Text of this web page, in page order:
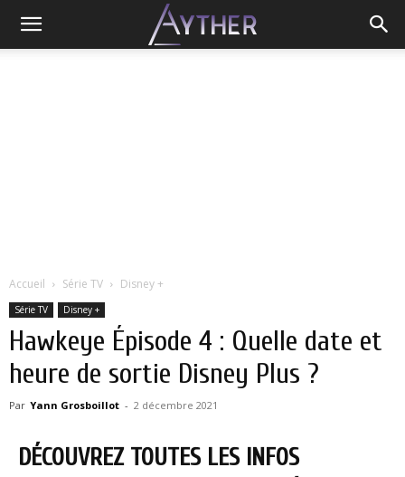
Accueil Série TV Disney +
Série TV Disney +
Hawkeye Épisode 4 : Quelle date et
heure de sortie Disney Plus ?
Par Yann Grosboillot - 2 décembre 2021
DÉCOUVREZ TOUTES LES INFOS